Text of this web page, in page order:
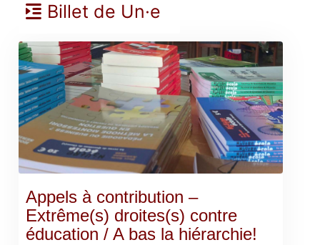
Billet de Un·e
Appels à contribution –
Extrême(s) droites(s) contre
éducation / A bas la hiérarchie!